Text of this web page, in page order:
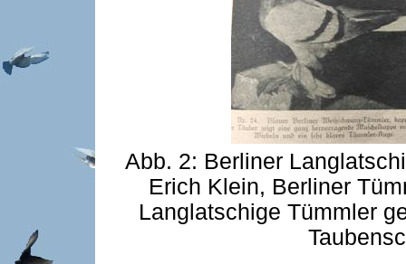
Abb. 2: Berliner
Erich Klein, Berliner
Langlatschige Tümmler